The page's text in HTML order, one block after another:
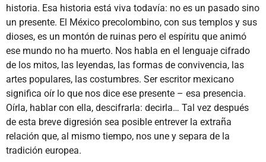
historia. Esa historia está viva todavía: no es un pasado sino
un presente. El México precolombino, con sus templos y sus
dioses, es un montón de ruinas pero el espíritu que animó
ese mundo no ha muerto. Nos habla en el lenguaje cifrado
de los mitos, las leyendas, las formas de convivencia, las
artes populares, las costumbres. Ser escritor mexicano
significa oír lo que nos dice ese presente – esa presencia.
Oírla, hablar con ella, descifrarla: decirla… Tal vez después
de esta breve digresión sea posible entrever la extraña
relación que, al mismo tiempo, nos une y separa de la
tradición europea.